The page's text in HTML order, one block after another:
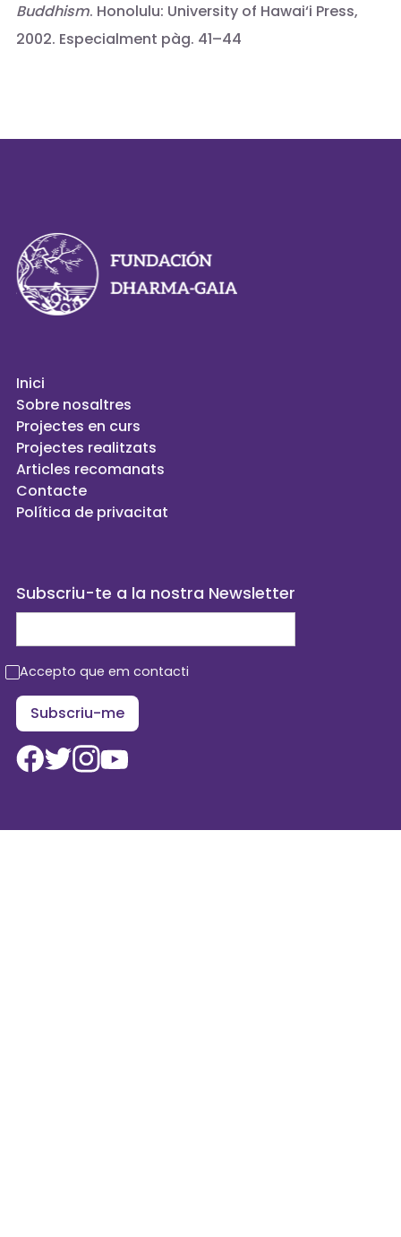
Buddhism. Honolulu: University of Hawai‘i Press,
2002. Especialment pàg. 41–44
Inici
Sobre nosaltres
Projectes en curs
Projectes realitzats
Articles recomanats
Contacte
Política de privacitat
Subscriu-te a la nostra Newsletter
Accepto que em contacti